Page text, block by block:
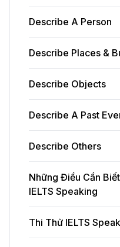
Describe A Person
Describe Places &
Describe Objects
Describe A Past
Describe Others
Những Điều Cần
IELTS Speaking
Thi Thử IELTS